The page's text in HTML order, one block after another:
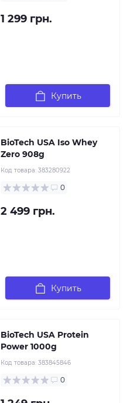
1 299 грн.
Купить
BioTech USA Iso Whey
Zero 908g
Код товара: 383280922
0
2 499 грн.
Купить
BioTech USA Protein
Power 1000g
Код товара: 383845846
0